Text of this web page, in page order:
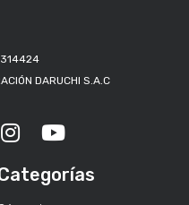
DARUCHI S.A.C